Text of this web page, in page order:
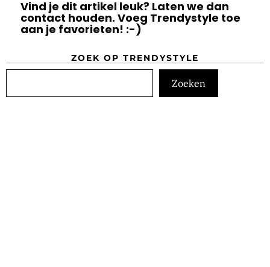
Vind je dit artikel leuk? Laten we dan
contact houden. Voeg Trendystyle toe
aan je favorieten! :-)
ZOEK OP TRENDYSTYLE
Zoeken